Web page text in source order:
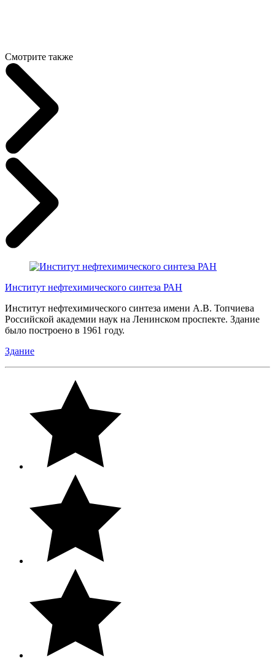
Смотрите также
Институт нефтехимического синтеза РАН
Институт нефтехимического синтеза имени А.В. Топчиева
Российской академии наук на Ленинском проспекте. Здание
было построено в 1961 году.
Здание